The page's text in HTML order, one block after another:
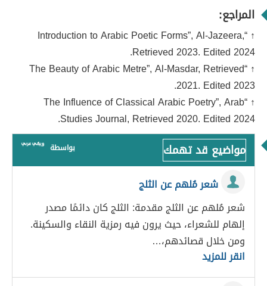
المراجع:
↑ “Introduction to Arabic Poetic Forms”, Al-Jazeera,
Retrieved 2023. Edited 2024.
↑ “The Beauty of Arabic Metre”, Al-Masdar, Retrieved
2021. Edited 2023.
↑ “The Influence of Classical Arabic Poetry”, Arab
Studies Journal, Retrieved 2020. Edited 2024.
مواضيع قد تهمك بواسطة
شعر مُلهم عن الثلج
شعر مُلهم عن الثلج مقدمة: الثلج كان دائمًا مصدر
إلهام للشعراء، حيث يرون فيه رمزية النقاء والسكينة.
ومن خلال قصائدهم،…
انقر للمزيد